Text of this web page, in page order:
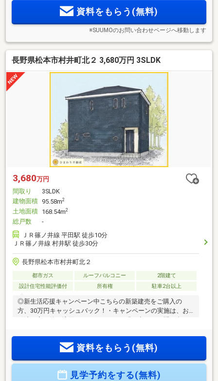
資料をもらう(無料)
※SUUMOのお問い合わせページへ移動します
長野県松本市村井町北２ 3,680万円 3SLDK
3,680万円
間取り
3SLDK
建物面積 95.58m2
土地面積 168.54m2
総戸数
-
ＪＲ篠ノ井線 平田駅 徒歩10分
ＪＲ篠ノ井線 村井駅 徒歩30分
長野県松本市村井町北２
都市ガス ルーフバルコニー
2階建て
設計住宅性能評価付
所有権 駐車2台以上
◎新生活応援キャンペーン中こちらの新築建売をご購入の
方、30万円キャッシュバック！・キャンペーンの実施は、お
利な立地。芳川小学校・筑摩野中学校が近くお子さんの通学
も安心。建物は南向きのLDKはゆとりの20帖。収納・設備が充
完成現場をご案内します。仕様、広さなど体感できます。◆
資料をもらう(無料)
見学予約をする(無料)